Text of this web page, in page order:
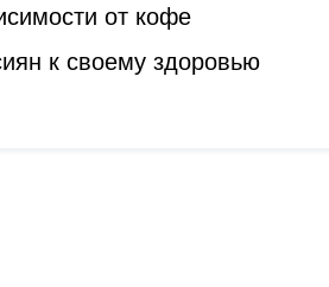
от кофе
к своему здоровью